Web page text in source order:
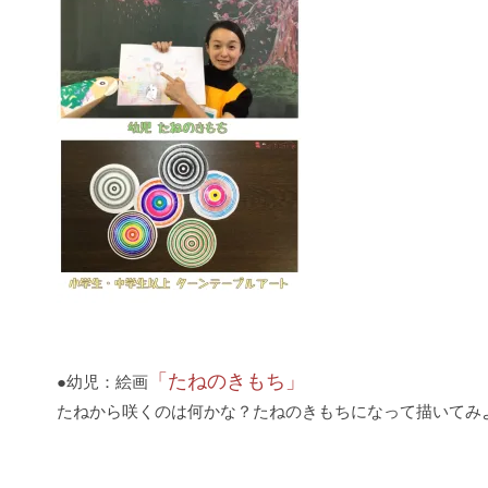
●幼児：絵画 「たねのきもち」
たねから咲くのは何かな？たねのきもちになって描いてみ